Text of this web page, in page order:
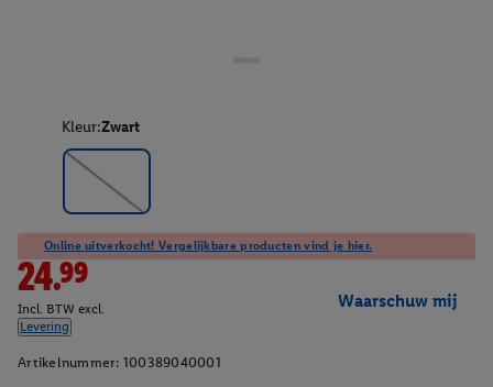
Kleur:Zwart
Online uitverkocht! Vergelijkbare producten vind je hier.
24.99
Incl. BTW excl.
Levering
Waarschuw mij
Artikelnummer: 100389040001